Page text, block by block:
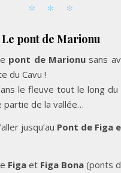
Le pont de Marionu
pont de Marionu sans
du Cavu !
le fleuve tout le long
de la vallée…
jusqu’au Pont de Figa
Figa et Figa Bona (ponts